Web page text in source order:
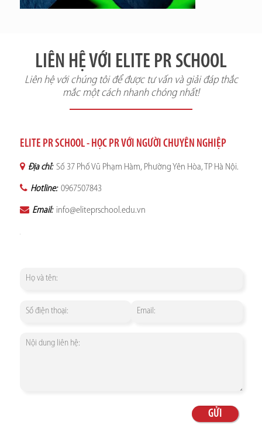
LIÊN HỆ VỚI ELITE PR SCHOOL
Liên hệ với chúng tôi để được tư vấn và giải đáp thắc
mắc một cách nhanh chóng nhất!
ELITE PR SCHOOL - HỌC PR VỚI NGƯỜI CHUYÊN NGHIỆP
Địa chỉ: Số 37 Phố Vũ Phạm Hàm, Phường Yên Hòa, TP Hà Nội.
Hotline: 0967507843
Email: info@eliteprschool.edu.vn